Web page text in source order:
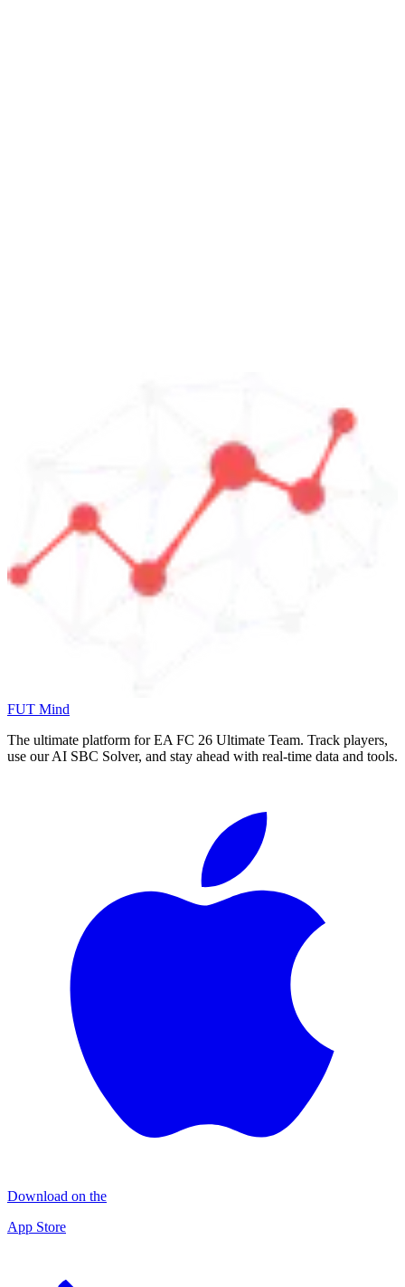
FUT Mind
The ultimate platform for EA FC 26 Ultimate Team. Track players,
use our AI SBC Solver, and stay ahead with real-time data and tools.
Download on the
App Store